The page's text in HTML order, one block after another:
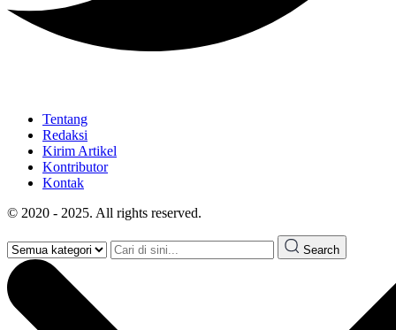
Tentang
Redaksi
Kirim Artikel
Kontributor
Kontak
© 2020 - 2025. All rights reserved.
Search